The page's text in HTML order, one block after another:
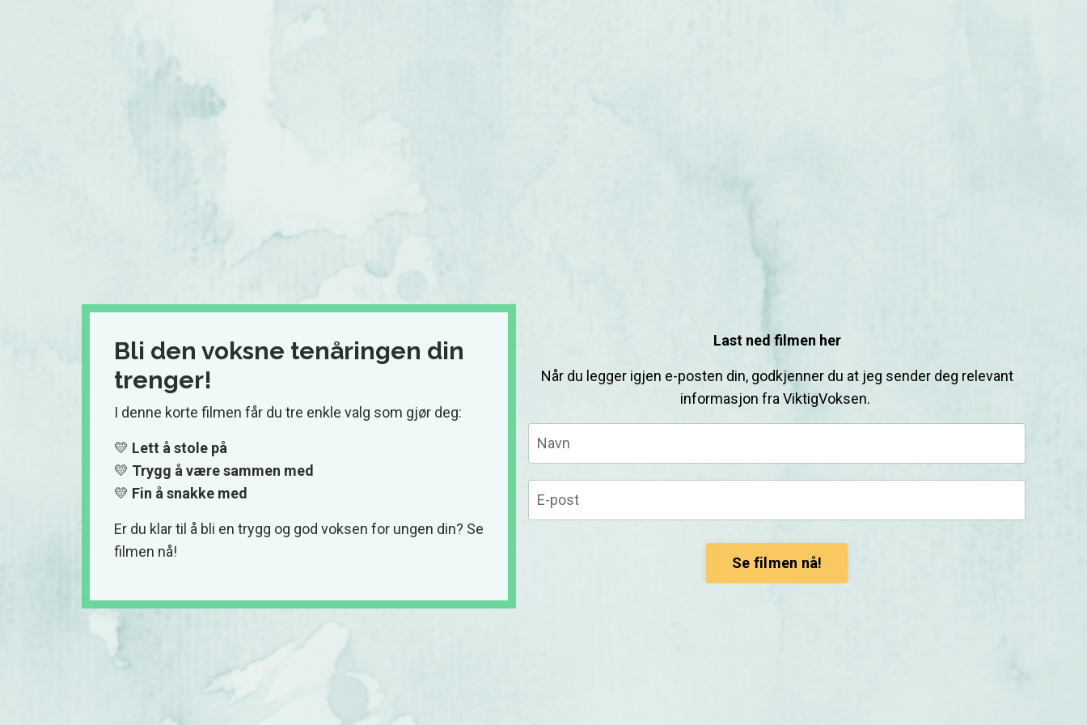
Bli den voksne tenåringen din
trenger!
I denne korte filmen får du tre enkle valg som gjør deg:
💛 Lett å stole på
💛 Trygg å være sammen med
💛 Fin å snakke med
Er du klar til å bli en trygg og god voksen for ungen din? Se
filmen nå!
Last ned filmen her
Når du legger igjen e-posten din, godkjenner du at jeg sender deg relevant
informasjon fra ViktigVoksen.
Se filmen nå!